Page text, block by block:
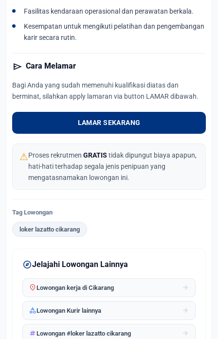
Fasilitas kendaraan operasional dan perawatan berkala.
Kesempatan untuk mengikuti pelatihan dan pengembangan
karir secara rutin.
send Cara Melamar
Bagi Anda yang sudah memenuhi kualifikasi diatas dan
berminat, silahkan apply lamaran via button LAMAR dibawah.
LAMAR SEKARANG
⚠Proses rekrutmen GRATIS tidak dipungut biaya apapun,
hati-hati terhadap segala jenis penipuan yang
mengatasnamakan lowongan ini.
Tag Lowongan
loker lazatto cikarang
exploreJelajahi Lowongan Lainnya
location_onLowongan kerja di Cikarang arrow_forward
categoryLowongan Kurir lainnya arrow_forward
tagLowongan #loker lazatto cikarang arrow_forward